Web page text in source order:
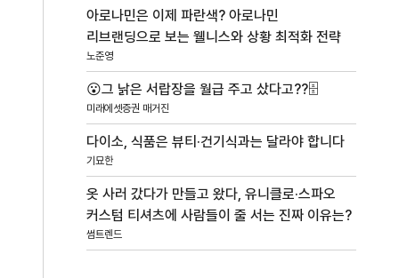
아로나민은 이제 파란색? 아로나민
리브랜딩으로 보는 웰니스와 상황 최적화 전략
노준영
😮그 낡은 서랍장을 월급 주고 샀다고??🗄️
미래에셋증권 매거진
다이소, 식품은 뷰티·건기식과는 달라야 합니다
기묘한
옷 사러 갔다가 만들고 왔다, 유니클로·스파오
커스텀 티셔츠에 사람들이 줄 서는 진짜 이유는?
썸트렌드